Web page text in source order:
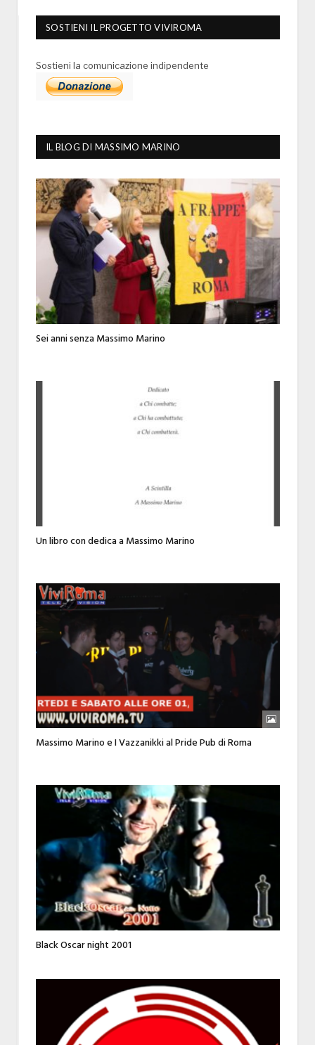
SOSTIENI IL PROGETTO VIVIROMA
Sostieni la comunicazione indipendente
IL BLOG DI MASSIMO MARINO
Sei anni senza Massimo Marino
Un libro con dedica a Massimo Marino
Massimo Marino e I Vazzanikki al Pride Pub di Roma
Black Oscar night 2001